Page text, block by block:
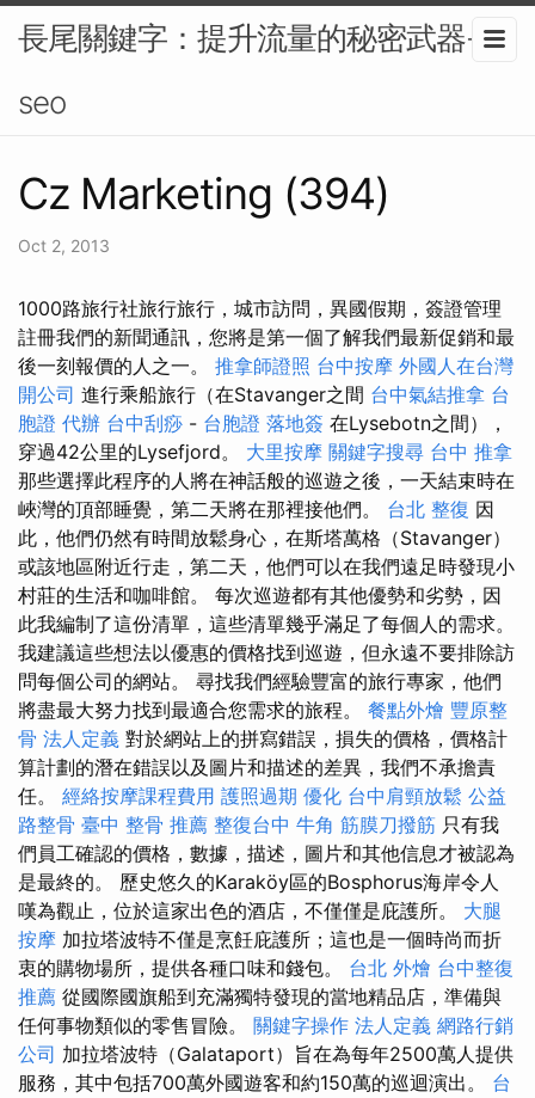
長尾關鍵字：提升流量的秘密武器-
seo
Cz Marketing (394)
Oct 2, 2013
1000路旅行社旅行旅行，城市訪問，異國假期，簽證管理
註冊我們的新聞通訊，您將是第一個了解我們最新促銷和最
後一刻報價的人之一。 推拿師證照 台中按摩 外國人在台灣
開公司 進行乘船旅行（在Stavanger之間 台中氣結推拿 台
胞證 代辦 台中刮痧 - 台胞證 落地簽 在Lysebotn之間），
穿過42公里的Lysefjord。 大里按摩 關鍵字搜尋 台中 推拿
那些選擇此程序的人將在神話般的巡遊之後，一天結束時在
峽灣的頂部睡覺，第二天將在那裡接他們。 台北 整復 因
此，他們仍然有時間放鬆身心，在斯塔萬格（Stavanger）
或該地區附近行走，第二天，他們可以在我們遠足時發現小
村莊的生活和咖啡館。 每次巡遊都有其他優勢和劣勢，因
此我編制了這份清單，這些清單幾乎滿足了每個人的需求。
我建議這些想法以優惠的價格找到巡遊，但永遠不要排除訪
問每個公司的網站。 尋找我們經驗豐富的旅行專家，他們
將盡最大努力找到最適合您需求的旅程。 餐點外燴 豐原整
骨 法人定義 對於網站上的拼寫錯誤，損失的價格，價格計
算計劃的潛在錯誤以及圖片和描述的差異，我們不承擔責
任。 經絡按摩課程費用 護照過期 優化 台中肩頸放鬆 公益
路整骨 臺中 整骨 推薦 整復台中 牛角 筋膜刀撥筋 只有我
們員工確認的價格，數據，描述，圖片和其他信息才被認為
是最終的。 歷史悠久的Karaköy區的Bosphorus海岸令人
嘆為觀止，位於這家出色的酒店，不僅僅是庇護所。 大腿
按摩 加拉塔波特不僅是烹飪庇護所；這也是一個時尚而折
衷的購物場所，提供各種口味和錢包。 台北 外燴 台中整復
推薦 從國際國旗船到充滿獨特發現的當地精品店，準備與
任何事物類似的零售冒險。 關鍵字操作 法人定義 網路行銷
公司 加拉塔波特（Galataport）旨在為每年2500萬人提供
服務，其中包括700萬外國遊客和約150萬的巡迴演出。 台